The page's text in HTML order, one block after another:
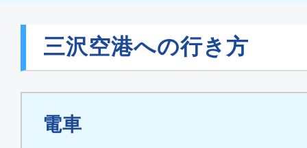
三沢空港への行き方
電車